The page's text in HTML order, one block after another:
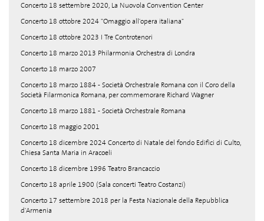
Concerto 18 settembre 2020, La Nuovola Convention Center
Concerto 18 ottobre 2024 "Omaggio all'opera italiana"
Concerto 18 ottobre 2023 I Tre Controtenori
Concerto 18 marzo 2013 Philarmonia Orchestra di Londra
Concerto 18 marzo 2007
Concerto 18 marzo 1884 - Società Orchestrale Romana con il Coro della
Società Filarmonica Romana, per commemorare Richard Wagner
Concerto 18 marzo 1881 - Società Orchestrale Romana
Concerto 18 maggio 2001
Concerto 18 dicembre 2024 Concerto di Natale del fondo Edifici di Culto,
Chiesa Santa Maria in Aracoeli
Concerto 18 dicembre 1996 Teatro Brancaccio
Concerto 18 aprile 1900 (Sala concerti Teatro Costanzi)
Concerto 17 settembre 2018 per la Festa Nazionale della Repubblica
d'Armenia